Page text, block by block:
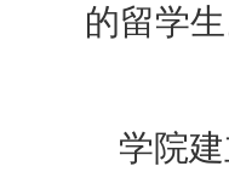
的留学生
学院